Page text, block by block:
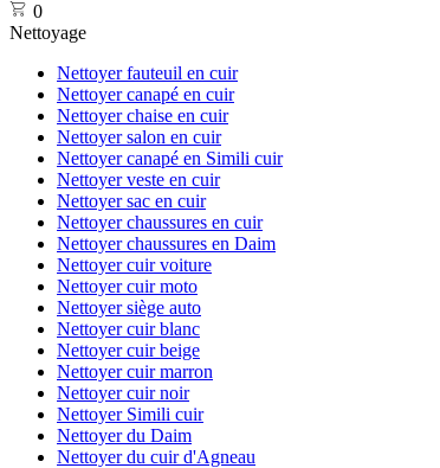
0
Nettoyage
Nettoyer fauteuil en cuir
Nettoyer canapé en cuir
Nettoyer chaise en cuir
Nettoyer salon en cuir
Nettoyer canapé en Simili cuir
Nettoyer veste en cuir
Nettoyer sac en cuir
Nettoyer chaussures en cuir
Nettoyer chaussures en Daim
Nettoyer cuir voiture
Nettoyer cuir moto
Nettoyer siège auto
Nettoyer cuir blanc
Nettoyer cuir beige
Nettoyer cuir marron
Nettoyer cuir noir
Nettoyer Simili cuir
Nettoyer du Daim
Nettoyer du cuir d'Agneau